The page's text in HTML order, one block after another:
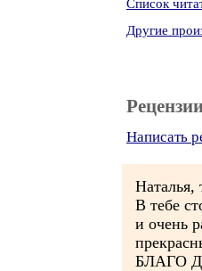
Список
Другие
Написать
В тебе
и очень
БЛАГО